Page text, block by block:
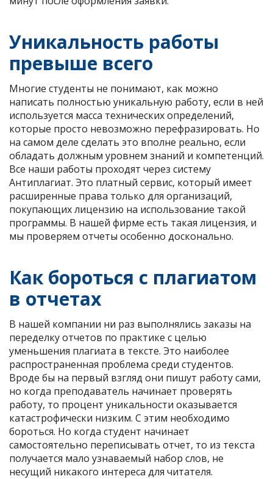
Уникальность работы
превыше всего
Многие студенты не понимают, как можно
написать полностью уникальную работу, если в ней
используется масса технических определений,
которые просто невозможно перефразировать. Но
на самом деле сделать это вполне реально, если
обладать должным уровнем знаний и компетенций.
Все наши работы проходят через систему
Антиплагиат. Это платный сервис, который имеет
расширенные права только для организаций,
покупающих лицензию на использование такой
программы. В нашей фирме есть такая лицензия, и
мы проверяем отчеты особенно досконально.
Как бороться с плагиатом
в отчетах
В нашей компании ни раз выполнялись заказы на
переделку отчетов по практике с целью
уменьшения плагиата в тексте. Это наиболее
распространенная проблема среди студентов.
Вроде бы на первый взгляд они пишут работу сами,
но когда преподаватель начинает проверять
работу, то процент уникальности оказывается
катастрофически низким. С этим необходимо
бороться. Но когда студент начинает
самостоятельно переписывать отчет, то из текста
получается мало узнаваемый набор слов, не
несущий никакого интереса для читателя.